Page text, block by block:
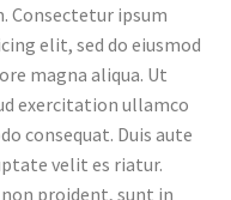
Consectetur ipsum
elit, sed do eiusmod
magna aliqua. Ut
exercitation ullamco
consequat. Duis aute
velit es riatur.
proident, sunt in